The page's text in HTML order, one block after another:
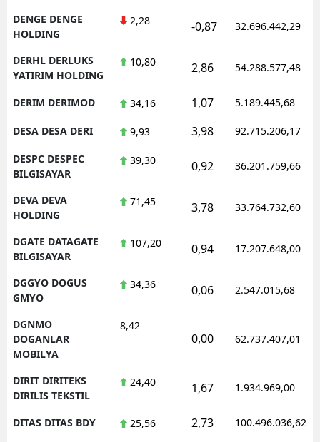
DENGE DENGE
HOLDING
2,28 -0,87 32.696.442,29
DERHL DERLUKS
YATIRIM HOLDING
10,80 2,86 54.288.577,48
DERIM DERIMOD 34,16 1,07 5.189.445,68
DESA DESA DERI 9,93 3,98 92.715.206,17
DESPC DESPEC
BILGISAYAR
39,30 0,92 36.201.759,66
DEVA DEVA
HOLDING
71,45 3,78 33.764.732,60
DGATE DATAGATE
BILGISAYAR
107,20 0,94 17.207.648,00
DGGYO DOGUS
GMYO
34,36 0,06 2.547.015,68
DGNMO
DOGANLAR
MOBILYA
8,42
0,00 62.737.407,01
DIRIT DIRITEKS
DIRILIS TEKSTIL
24,40 1,67 1.934.969,00
DITAS DITAS BDY 25,56 2,73 100.496.036,62